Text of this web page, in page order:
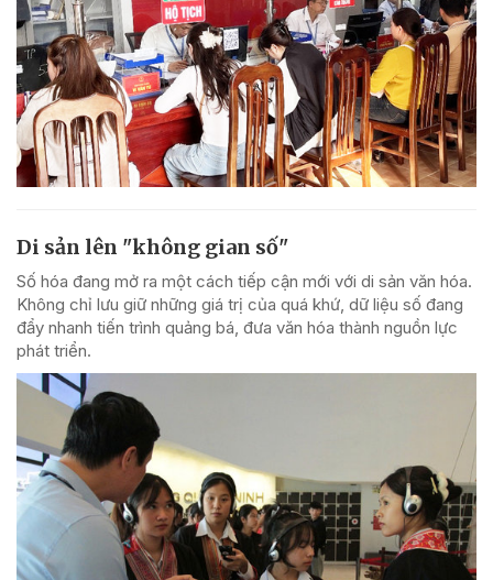
Di sản lên "không gian số"
Số hóa đang mở ra một cách tiếp cận mới với di sản văn hóa.
Không chỉ lưu giữ những giá trị của quá khứ, dữ liệu số đang
đẩy nhanh tiến trình quảng bá, đưa văn hóa thành nguồn lực
phát triển.